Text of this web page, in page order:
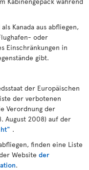
Kanada aus abfliegen,
oder
Einschränkungen in
gibt.
der Europäischen
der verbotenen
Verordnung der
August 2008) auf der
.
finden eine Liste
Website der
.